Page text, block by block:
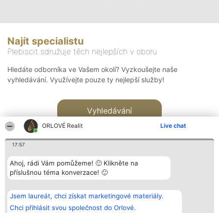
ORLOVÉ Realit Live chat
17:57
Ahoj, rádi Vám pomůžeme! 🙂 Klikněte na
příslušnou téma konverzace! 🙂
Jsem laureát, chci získat marketingové materiály.
Chci přihlásit svou společnost do Orlové.
Najít specialistu
Plebiscit sdružuje těch nejlepších v oboru
Hledáte odborníka ve Vašem okolí? Vyzkoušejte naše
vyhledávání. Využívejte pouze ty nejlepší služby!
Vyhledávání
Bright Side Solutions sp. z o.
o. sp. k.
ul. Ruska 22
Wrocław 50-079
Vítězové
Seznam všech
laureátů
Zásady
Kontakt